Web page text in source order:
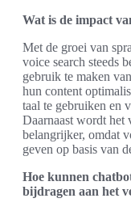
Wat is de impact
Met de groei van
voice search steeds
gebruik te maken
hun content
taal te gebruiken en
Daarnaast wordt het
belangrijker, omdat
geven op basis van
Hoe kunnen
bijdragen aan het